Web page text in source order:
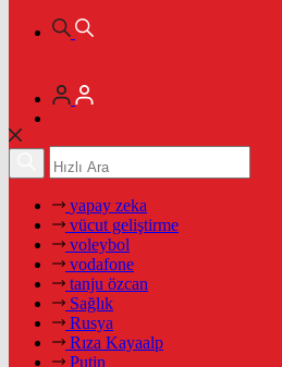
yapay zeka
vücut geliştirme
voleybol
vodafone
tanju özcan
Sağlık
Rusya
Rıza Kayaalp
Putin